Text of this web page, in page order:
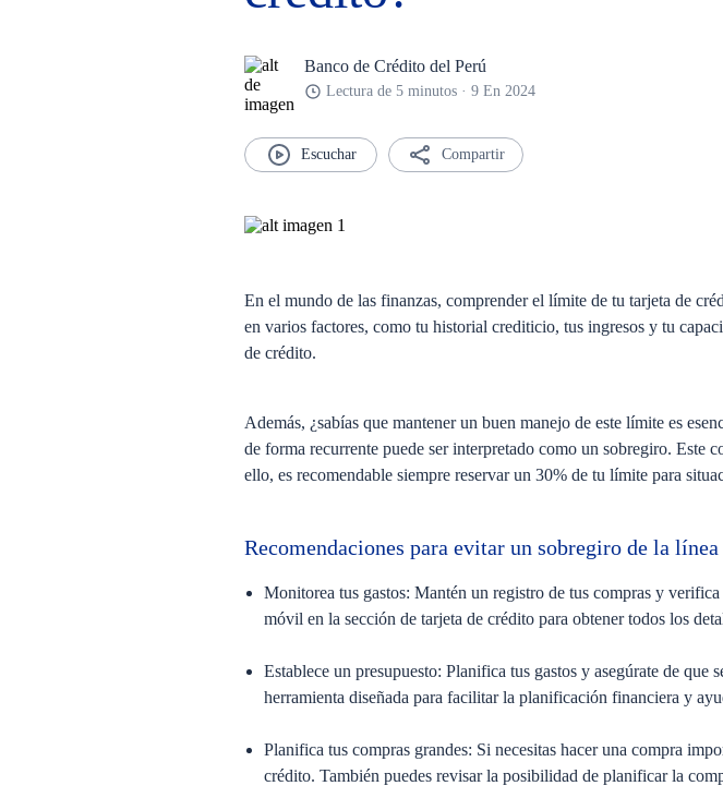
Banco de Crédito del Perú
Lectura de 5 minutos · 9 En 2024
Compartir
En el mundo de las finanzas, comprender el límite de tu tarjeta de
en varios factores, como tu historial crediticio, tus ingresos y tu
de crédito.
Además, ¿sabías que mantener un buen manejo de este límite es
de forma recurrente puede ser interpretado como un sobregiro. Este
ello, es recomendable siempre reservar un 30% de tu límite para
Recomendaciones para evitar un sobregiro de la
Monitorea tus gastos: Mantén un registro de tus compras y
móvil en la sección de tarjeta de crédito para obtener todos los
Establece un presupuesto: Planifica tus gastos y asegúrate de que
herramienta diseñada para facilitar la planificación financiera y
Planifica tus compras grandes: Si necesitas hacer una compra
crédito. También puedes revisar la posibilidad de planificar la